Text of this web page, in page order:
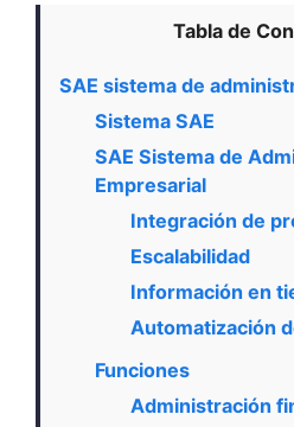
Tabla de
SAE sistema de
Sistema SAE
SAE Sistema de
Empresarial
Integración de
Escalabilidad
Información en
Automatización
Funciones
Administración